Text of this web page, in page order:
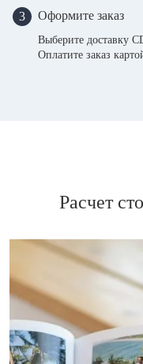
3 Оформите заказ
Выберите доставку
Оплатите заказ
Расчет